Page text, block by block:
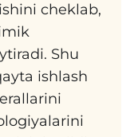
cheklab,
Shu
ishlash